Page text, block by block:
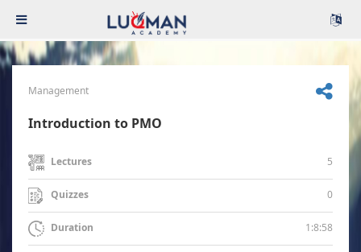
Management
Introduction to PMO
Lectures 5
Quizzes 0
Duration 1:8:58